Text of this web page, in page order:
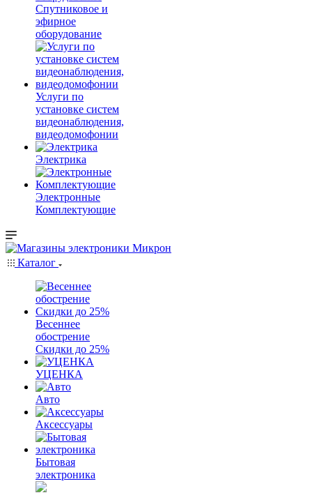
Спутниковое и
эфирное
оборудование
Услуги по
установке систем
видеонаблюдения,
видеодомофонии
Электрика
Электронные
Комплектующие
Каталог
Весеннее
обострение
Скидки до 25%
УЦЕНКА
Авто
Аксессуары
Бытовая
электроника